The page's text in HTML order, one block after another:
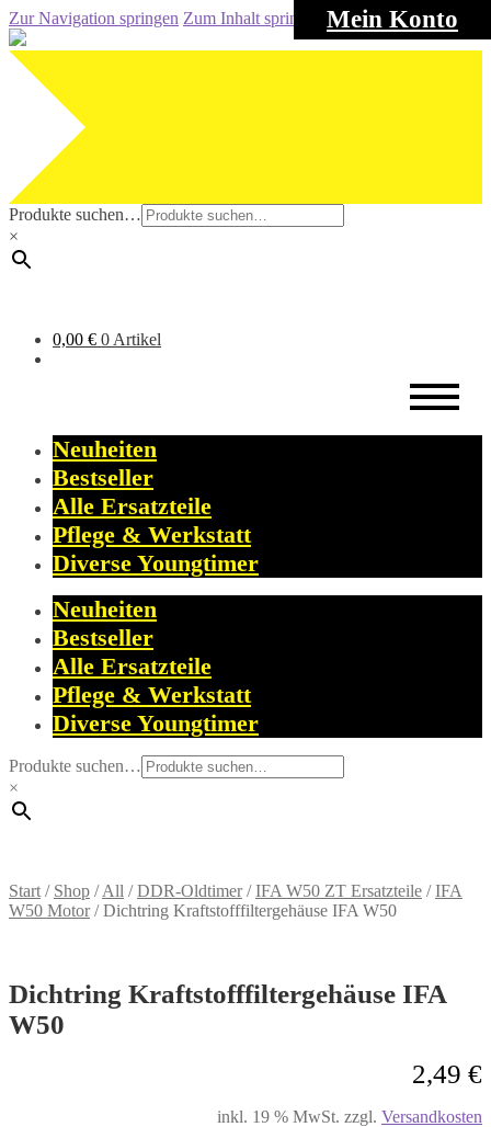
Mein Konto
Zur Navigation springen Zum Inhalt springen
Produkte suchen…
×
0,00 € 0 Artikel
Neuheiten
Bestseller
Alle Ersatzteile
Pflege & Werkstatt
Diverse Youngtimer
Neuheiten
Bestseller
Alle Ersatzteile
Pflege & Werkstatt
Diverse Youngtimer
Produkte suchen…
×
Start / Shop /All /DDR-Oldtimer/IFA W50 ZT Ersatzteile /IFA
W50 Motor/Dichtring Kraftstofffiltergehäuse IFA W50
Dichtring Kraftstofffiltergehäuse IFA
W50
2,49 €
inkl. 19 % MwSt. zzgl. Versandkosten